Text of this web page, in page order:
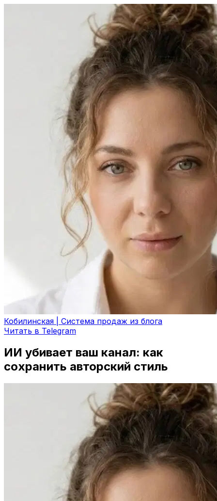
Кобилинская | Система продаж из блога
Читать в Telegram
ИИ убивает ваш канал: как
сохранить авторский стиль